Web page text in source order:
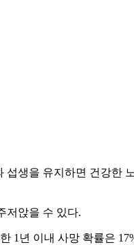
생을 유지하면 건강한
저앉을 수 있다.
1년 이내 사망 확률은